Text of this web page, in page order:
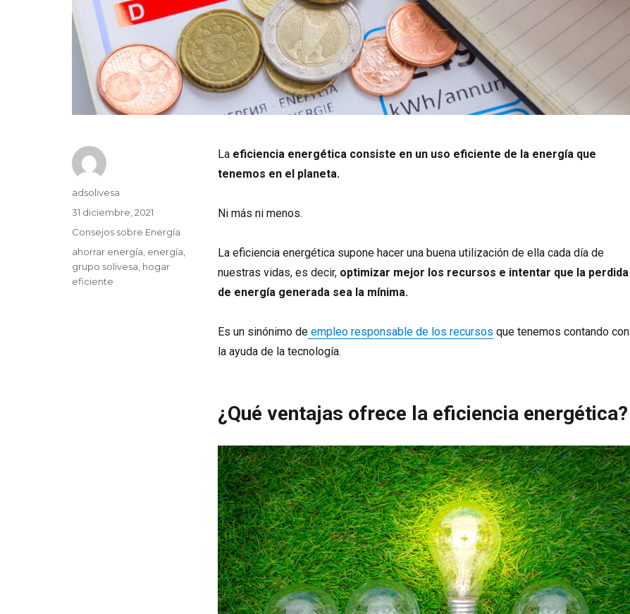
La eficiencia energética consiste en un uso eficiente de la energía que
tenemos en el planeta.
Ni más ni menos.
La eficiencia energética supone hacer una buena utilización de ella cada día de
nuestras vidas, es decir, optimizar mejor los recursos e intentar que la perdida
de energía generada sea la mínima.
Es un sinónimo de empleo responsable de los recursos que tenemos contando con
la ayuda de la tecnología.
¿Qué ventajas ofrece la eficiencia energética?
Autor
adsolivesa
Publicado
31 diciembre, 2021
Categorías
Consejos sobre Energía
Etiquetas
ahorrar energía energía
grupo solivesa hogar
eficiente